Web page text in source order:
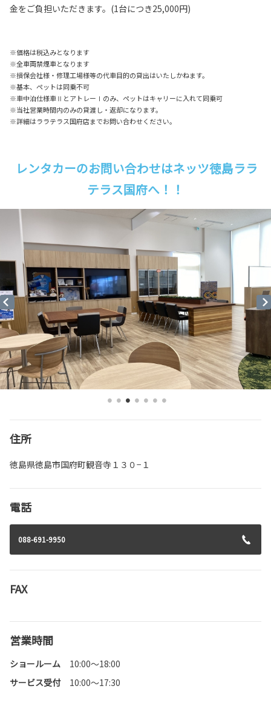
金をご負担いただきます。(1台につき25,000円)
※価格は税込みとなります
※全車両禁煙車となります
※損保会社様・修理工場様等の代車目的の貸出はいたしかねます。
※基本、ペットは同乗不可
※車中泊仕様車ⅡとアトレーⅠのみ、ペットはキャリーに入れて同乗可
※当社営業時間内のみの貸渡し・返却になります。
※詳細はララテラス国府店までお問い合わせください。
レンタカーのお問い合わせはネッツ徳島ララ
テラス国府へ！！
住所
徳島県徳島市国府町観音寺１３０−１
電話
088-691-9950
FAX
営業時間
ショールーム
10:00～18:00
サービス受付
10:00～17:30